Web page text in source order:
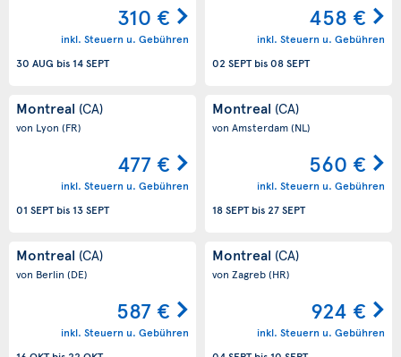
310 €
inkl. Steuern u. Gebühren
30 AUG bis14 SEPT
458 €
inkl. Steuern u. Gebühren
02 SEPTbis08 SEPT
Montreal (CA)
von Lyon (FR)
477 €
inkl. Steuern u. Gebühren
01 SEPTbis13 SEPT
Montreal (CA)
von Amsterdam(NL)
560 €
inkl. Steuern u. Gebühren
18 SEPTbis 27 SEPT
Montreal (CA)
von Berlin (DE)
587 €
inkl. Steuern u. Gebühren
Montreal (CA)
von Zagreb(HR)
924 €
inkl. Steuern u. Gebühren